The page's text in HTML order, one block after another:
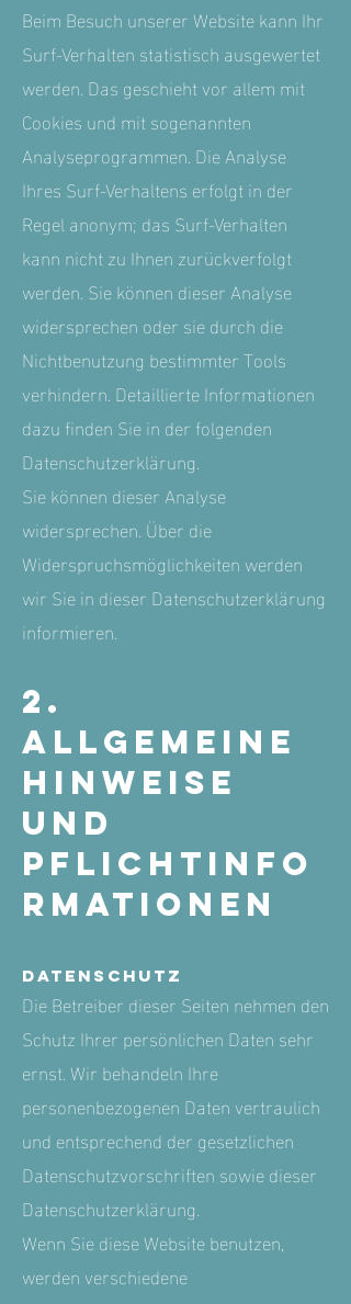
Beim Besuch unserer Website kann Ihr
Surf-Verhalten statistisch ausgewertet
werden. Das geschieht vor allem mit
Cookies und mit sogenannten
Analyseprogrammen. Die Analyse
Ihres Surf-Verhaltens erfolgt in der
Regel anonym; das Surf-Verhalten
kann nicht zu Ihnen zurückverfolgt
werden. Sie können dieser Analyse
widersprechen oder sie durch die
Nichtbenutzung bestimmter Tools
verhindern. Detaillierte Informationen
dazu finden Sie in der folgenden
Datenschutzerklärung.
Sie können dieser Analyse
widersprechen. Über die
Widerspruchsmöglichkeiten werden
wir Sie in dieser Datenschutzerklärung
informieren.
2.
Allgemeine
Hinweise
und
Pflichtinfo
rmationen
Datenschutz
Die Betreiber dieser Seiten nehmen den
Schutz Ihrer persönlichen Daten sehr
ernst. Wir behandeln Ihre
personenbezogenen Daten vertraulich
und entsprechend der gesetzlichen
Datenschutzvorschriften sowie dieser
Datenschutzerklärung.
Wenn Sie diese Website benutzen,
werden verschiedene